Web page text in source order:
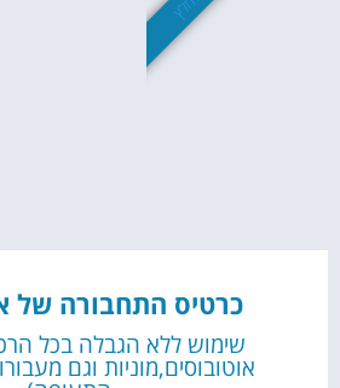
כרטיס התחבורה של
שימוש ללא הגבלה בכל
אוטובוסים,מוניות וגם